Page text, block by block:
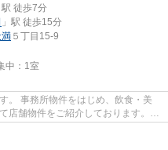
駅 徒歩7分
」駅 徒歩15分
５丁目15-9
中： 1室
。 事務所物件をはじめ、飲食・美
店舗物件をご紹介しております。